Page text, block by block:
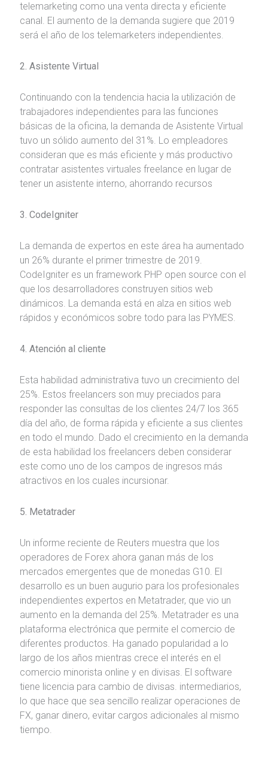
telemarketing como una venta directa y eficiente
canal. El aumento de la demanda sugiere que 2019
será el año de los telemarketers independientes.
2. Asistente Virtual
Continuando con la tendencia hacia la utilización de
trabajadores independientes para las funciones
básicas de la oficina, la demanda de Asistente Virtual
tuvo un sólido aumento del 31%. Lo empleadores
consideran que es más eficiente y más productivo
contratar asistentes virtuales freelance en lugar de
tener un asistente interno, ahorrando recursos
3. CodeIgniter
La demanda de expertos en este área ha aumentado
un 26% durante el primer trimestre de 2019.
CodeIgniter es un framework PHP open source con el
que los desarrolladores construyen sitios web
dinámicos. La demanda está en alza en sitios web
rápidos y económicos sobre todo para las PYMES.
4. Atención al cliente
Esta habilidad administrativa tuvo un crecimiento del
25%. Estos freelancers son muy preciados para
responder las consultas de los clientes 24/7 los 365
día del año, de forma rápida y eficiente a sus clientes
en todo el mundo. Dado el crecimiento en la demanda
de esta habilidad los freelancers deben considerar
este como uno de los campos de ingresos más
atractivos en los cuales incursionar.
5. Metatrader
Un informe reciente de Reuters muestra que los
operadores de Forex ahora ganan más de los
mercados emergentes que de monedas G10. El
desarrollo es un buen augurio para los profesionales
independientes expertos en Metatrader, que vio un
aumento en la demanda del 25%. Metatrader es una
plataforma electrónica que permite el comercio de
diferentes productos. Ha ganado popularidad a lo
largo de los años mientras crece el interés en el
comercio minorista online y en divisas. El software
tiene licencia para cambio de divisas. intermediarios,
lo que hace que sea sencillo realizar operaciones de
FX, ganar dinero, evitar cargos adicionales al mismo
tiempo.